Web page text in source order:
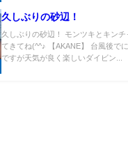
久しぶりの砂辺！
久しぶりの砂辺！ モンツキとキン
てきてね(^^♪ 【AKANE】 台風後で
ですが天気が良く楽しいダイビン...